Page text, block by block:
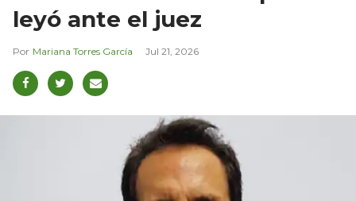
leyó ante el juez
Mariana Torres García Jul 21, 2026